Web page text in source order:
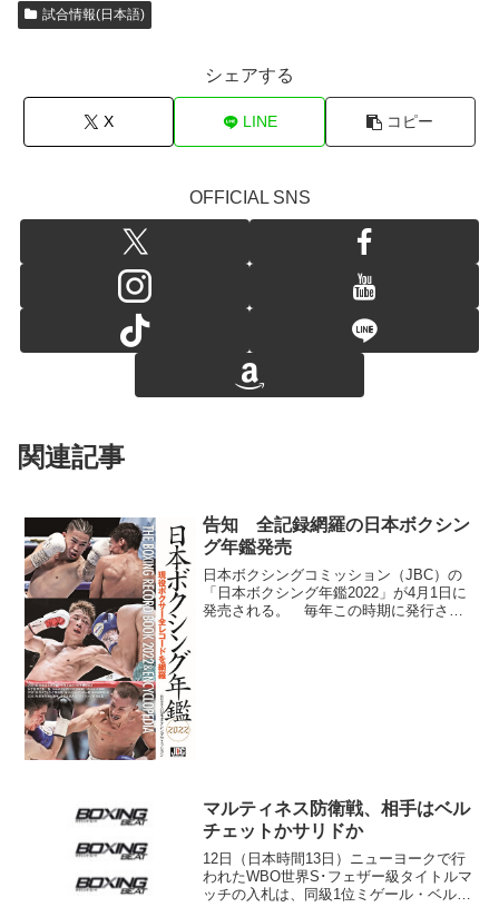
試合情報(日本語)
シェアする
X LINE コピー
OFFICIAL SNS
関連記事
告知 全記録網羅の日本ボクシン
グ年鑑発売
日本ボクシングコミッション（JBC）の
「日本ボクシング年鑑2022」が4月1日に
発売される。 毎年この時期に発行され
マルティネス防衛戦、相手はベル
チェットかサリドか
12日（日本時間13日）ニューヨークで行
われたWBO世界S･フェザー級タイトルマ
ッチの入札は、同級1位ミゲール・ベルチ